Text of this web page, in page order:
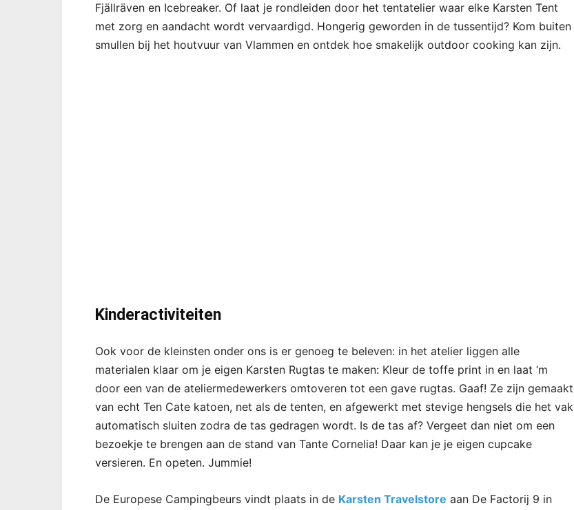
Fjällräven en Icebreaker. Of laat je rondleiden door het tentatelier waar elke Karsten Tent
met zorg en aandacht wordt vervaardigd. Hongerig geworden in de tussentijd? Kom buiten
smullen bij het houtvuur van Vlammen en ontdek hoe smakelijk outdoor cooking kan zijn.
Kinderactiviteiten
Ook voor de kleinsten onder ons is er genoeg te beleven: in het atelier liggen alle
materialen klaar om je eigen Karsten Rugtas te maken: Kleur de toffe print in en laat ‘m
door een van de ateliermedewerkers omtoveren tot een gave rugtas. Gaaf! Ze zijn gemaakt
van echt Ten Cate katoen, net als de tenten, en afgewerkt met stevige hengsels die het vak
automatisch sluiten zodra de tas gedragen wordt. Is de tas af? Vergeet dan niet om een
bezoekje te brengen aan de stand van Tante Cornelia! Daar kan je je eigen cupcake
versieren. En opeten. Jummie!
De Europese Campingbeurs vindt plaats in de Karsten Travelstore aan De Factorij 9 in